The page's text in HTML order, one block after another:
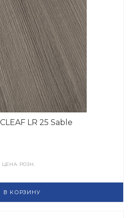
LR 25 Sable
РОЗН.
В КОРЗИНУ